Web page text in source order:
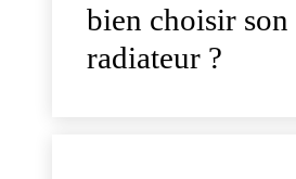
bien choisir son
radiateur ?